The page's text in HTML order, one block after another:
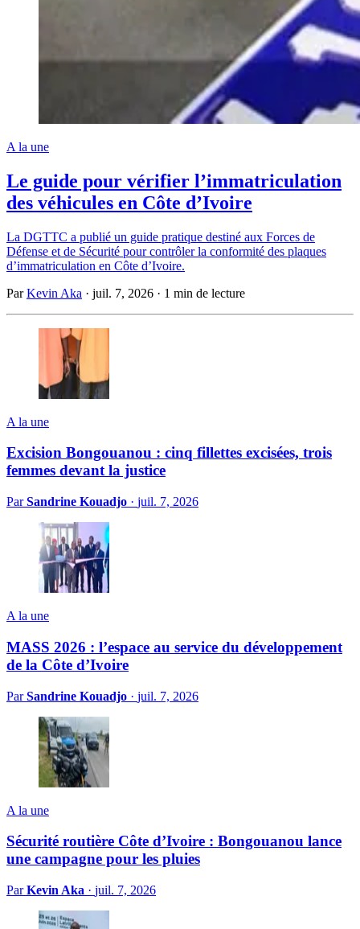
A la une
Le guide pour vérifier l’immatriculation
des véhicules en Côte d’Ivoire
La DGTTC a publié un guide pratique destiné aux Forces de
Défense et de Sécurité pour contrôler la conformité des plaques
d’immatriculation en Côte d’Ivoire.
ParKevin Aka · juil. 7, 2026 · 1 min de lecture
A la une
Excision Bongouanou : cinq fillettes excisées, trois
femmes devant la justice
ParSandrine Kouadjo · juil. 7, 2026
A la une
MASS 2026 : l’espace au service du développement
de la Côte d’Ivoire
ParSandrine Kouadjo · juil. 7, 2026
A la une
Sécurité routière Côte d’Ivoire : Bongouanou lance
une campagne pour les pluies
ParKevin Aka · juil. 7, 2026